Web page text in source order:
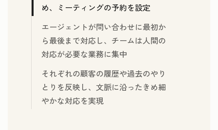
め、ミーティングの予約を設定
エージェントが問い合わせに最初か
ら最後まで対応し、チームは人間の
対応が必要な業務に集中
それぞれの顧客の履歴や過去のやり
とりを反映し、文脈に沿ったきめ細
やかな対応を実現